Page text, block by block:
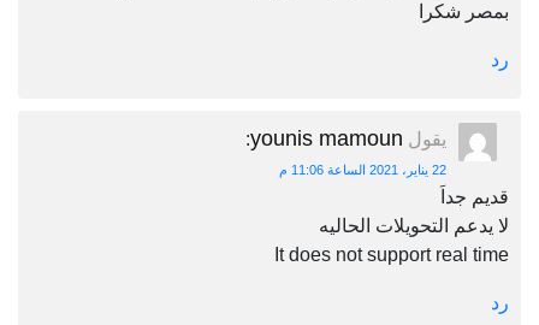
بمصر شكرا
رد
يقول younis mamoun
:
22 يناير، 2021 الساعة 11:06 م
قديم جداَ
لا يدعم التحويلات الحاليه
It does not support real time
رد